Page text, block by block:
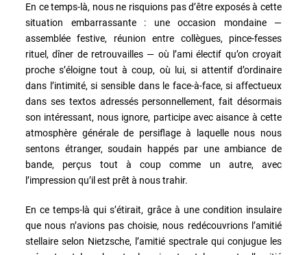
En ce temps-là, nous ne risquions pas d’être exposés à cette
situation embarrassante : une occasion mondaine —
assemblée festive, réunion entre collègues, pince-fesses
rituel, dîner de retrouvailles — où l’ami électif qu’on croyait
proche s’éloigne tout à coup, où lui, si attentif d’ordinaire
dans l’intimité, si sensible dans le face-à-face, si affectueux
dans ses textos adressés personnellement, fait désormais
son intéressant, nous ignore, participe avec aisance à cette
atmosphère générale de persiflage à laquelle nous nous
sentons étranger, soudain happés par une ambiance de
bande, perçus tout à coup comme un autre, avec
l’impression qu’il est prêt à nous trahir.
En ce temps-là qui s’étirait, grâce à une condition insulaire
que nous n’avions pas choisie, nous redécouvrions l’amitié
stellaire selon Nietzsche, l’amitié spectrale qui conjugue les